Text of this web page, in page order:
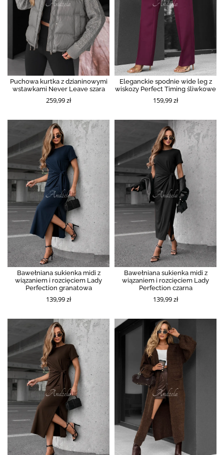
Puchowa kurtka z dzianinowymi
wstawkami Never Leave szara
259,99 zł
Eleganckie spodnie wide leg z
wiskozy Perfect Timing śliwkowe
159,99 zł
Bawełniana sukienka midi z
wiązaniem i rozcięciem Lady
Perfection granatowa
139,99 zł
Bawełniana sukienka midi z
wiązaniem i rozcięciem Lady
Perfection czarna
139,99 zł